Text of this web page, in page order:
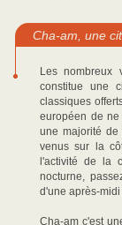
Cha-am, une
Les nombreux
constitue une
classiques
européen de
une majorité de
venus sur la
l'activité de la
nocturne,
d'une après-
Cha-am c'est